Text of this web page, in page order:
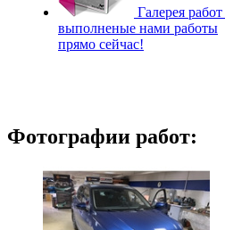
Галерея работ
выполненые нами работы
прямо сейчас!
Фотографии работ: